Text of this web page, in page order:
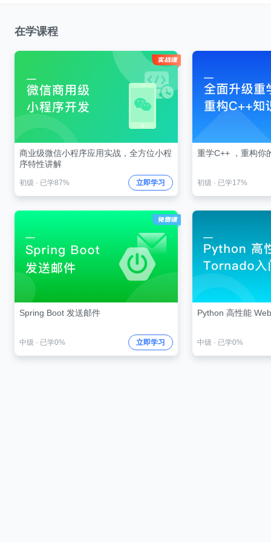
在学课程
商业级微信小程序应用实战，全方位小程
序特性讲解
初级 · 已学87% 立即学习
重学C++ ，重构你
初级 · 已学17%
Spring Boot 发送邮件
中级 · 已学0% 立即学习
Python 高性能
中级 · 已学0%